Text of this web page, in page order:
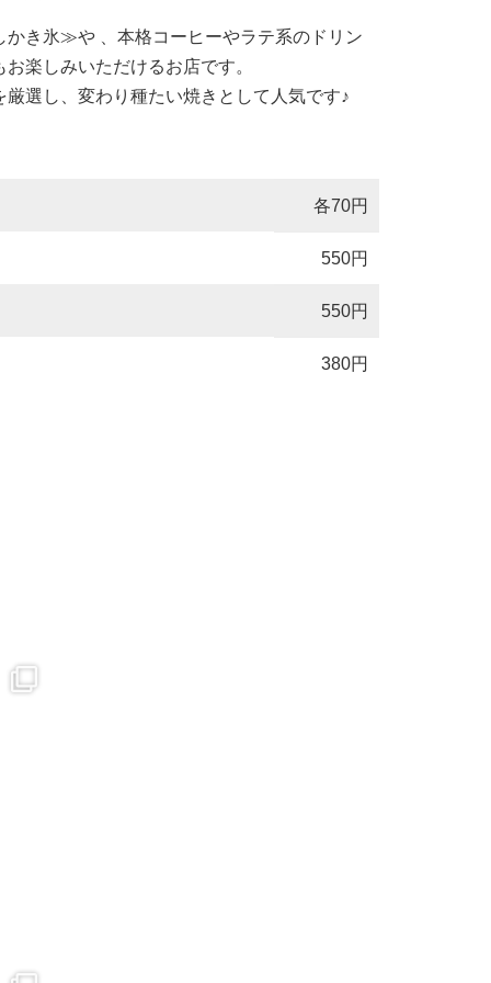
き氷≫や 、本格コーヒーやラテ系のドリン
楽しみいただけるお店です。
選し、変わり種たい焼きとして人気です♪
各70円
550円
550円
380円